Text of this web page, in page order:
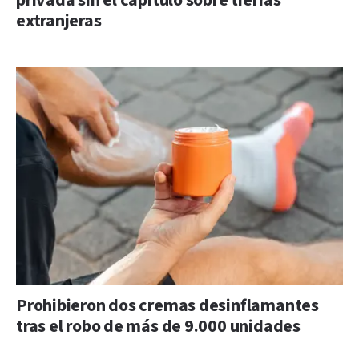
extranjeras
Prohibieron dos cremas desinflamantes
tras el robo de más de 9.000 unidades